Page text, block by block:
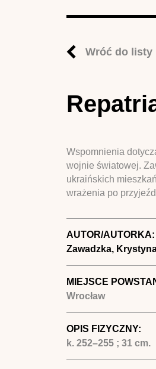
Wróć do listy
Wspomnienia
wojnie światowej.
ukraińskich
wrażenia po
AUTOR/AUTORKA:
Zawadzka,
MIEJSCE
Wrocław
OPIS FIZYCZNY:
k. 252–255 ; 31 cm.